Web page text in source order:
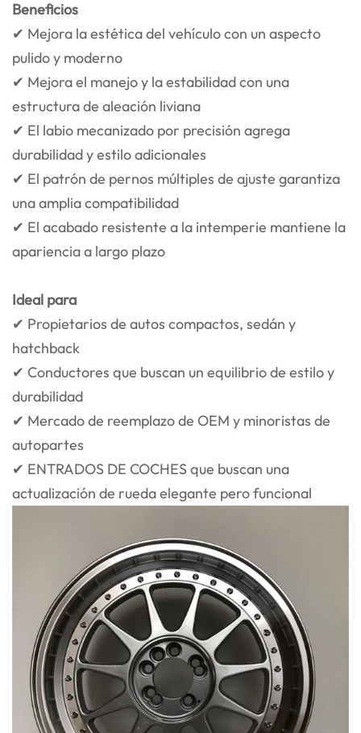
Beneficios
✔ Mejora la estética del vehículo con un aspecto
pulido y moderno
✔ Mejora el manejo y la estabilidad con una
estructura de aleación liviana
✔ El labio mecanizado por precisión agrega
durabilidad y estilo adicionales
✔ El patrón de pernos múltiples de ajuste garantiza
una amplia compatibilidad
✔ El acabado resistente a la intemperie mantiene la
apariencia a largo plazo
Ideal para
✔ Propietarios de autos compactos, sedán y
hatchback
✔ Conductores que buscan un equilibrio de estilo y
durabilidad
✔ Mercado de reemplazo de OEM y minoristas de
autopartes
✔ ENTRADOS DE COCHES que buscan una
actualización de rueda elegante pero funcional